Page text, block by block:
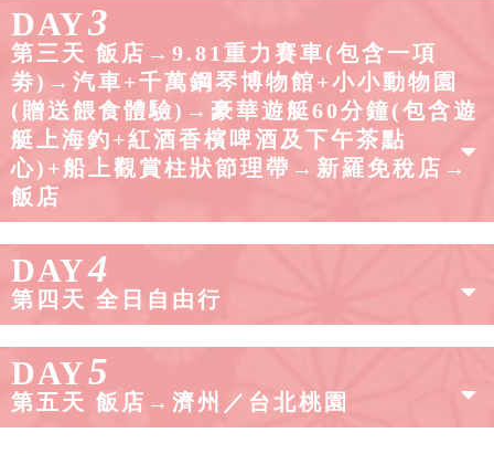
DAY3
第三天 飯店→9.81重力賽車(包含一項
劵)→汽車+千萬鋼琴博物館+小小動物園
(贈送餵食體驗)→豪華遊艇60分鐘(包含遊
艇上海釣+紅酒香檳啤酒及下午茶點
心)+船上觀賞柱狀節理帶→新羅免稅店→
飯店
DAY4
第四天 全日自由行
DAY5
第五天 飯店→濟州／台北桃園